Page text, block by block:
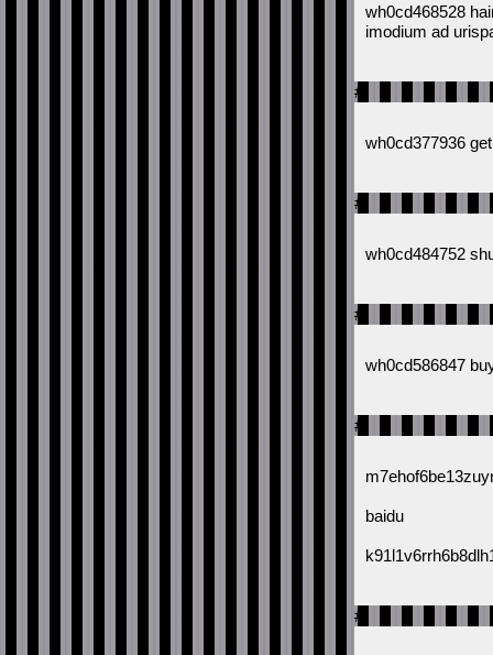
wh0cd468528
imodium ad
#
wh0cd377936
#
wh0cd484752
#
wh0cd586847
#
baidu
#